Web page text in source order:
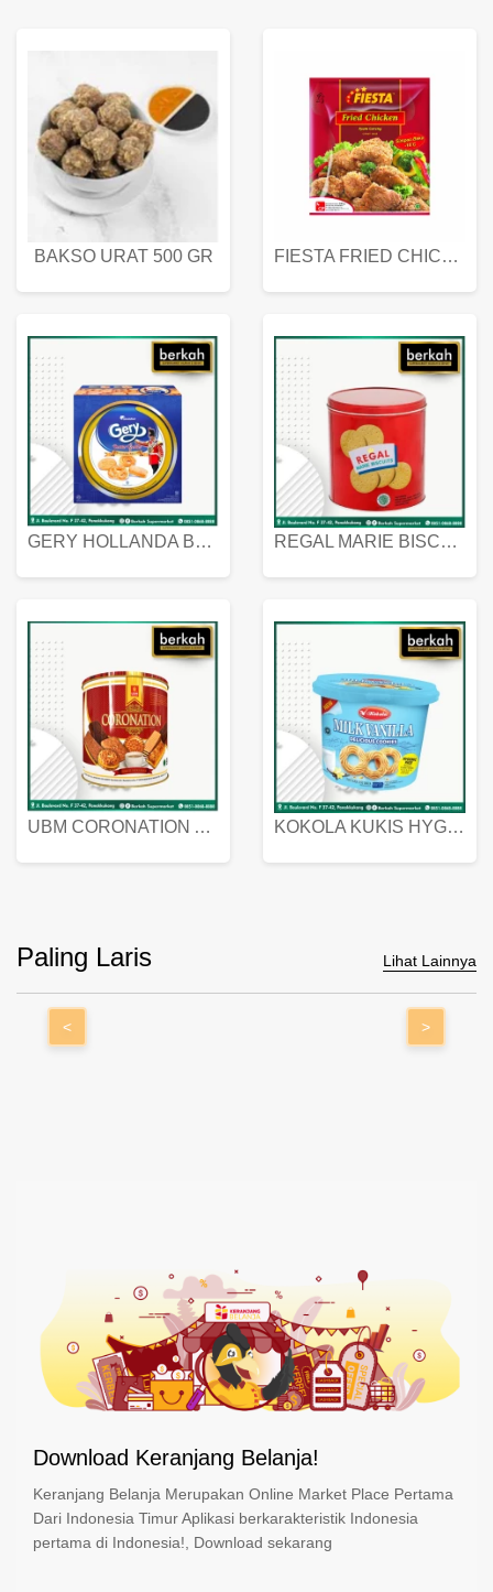
BAKSO URAT 500 GR FIESTA FRIED CHICKEN 500 GR
GERY HOLLANDA BUTTER COOKIES 450 GRAM REGAL MARIE BISCUIT KALENG 550 GRAM
UBM CORONATION ASSORTED BISKUIT KALENG 450 GRAM KOKOLA KUKIS HYGIENIC MILK VANILLA PACK 320 GR
Paling Laris Lihat Lainnya
< >
Download Keranjang Belanja!
Keranjang Belanja Merupakan Online Market Place Pertama
Dari Indonesia Timur Aplikasi berkarakteristik Indonesia
pertama di Indonesia!, Download sekarang